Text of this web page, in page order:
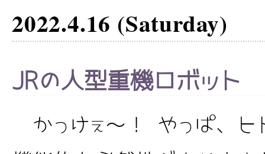
2022.4.16 (Saturday)
JRの人型重機ロボット
かっけぇ～！ やっぱ、ヒ